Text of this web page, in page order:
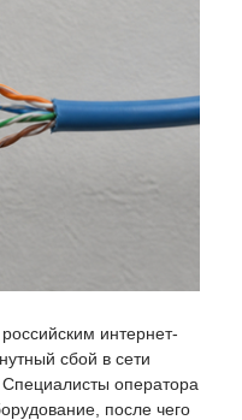
интернет-
сбой в сети
оператора
после чего